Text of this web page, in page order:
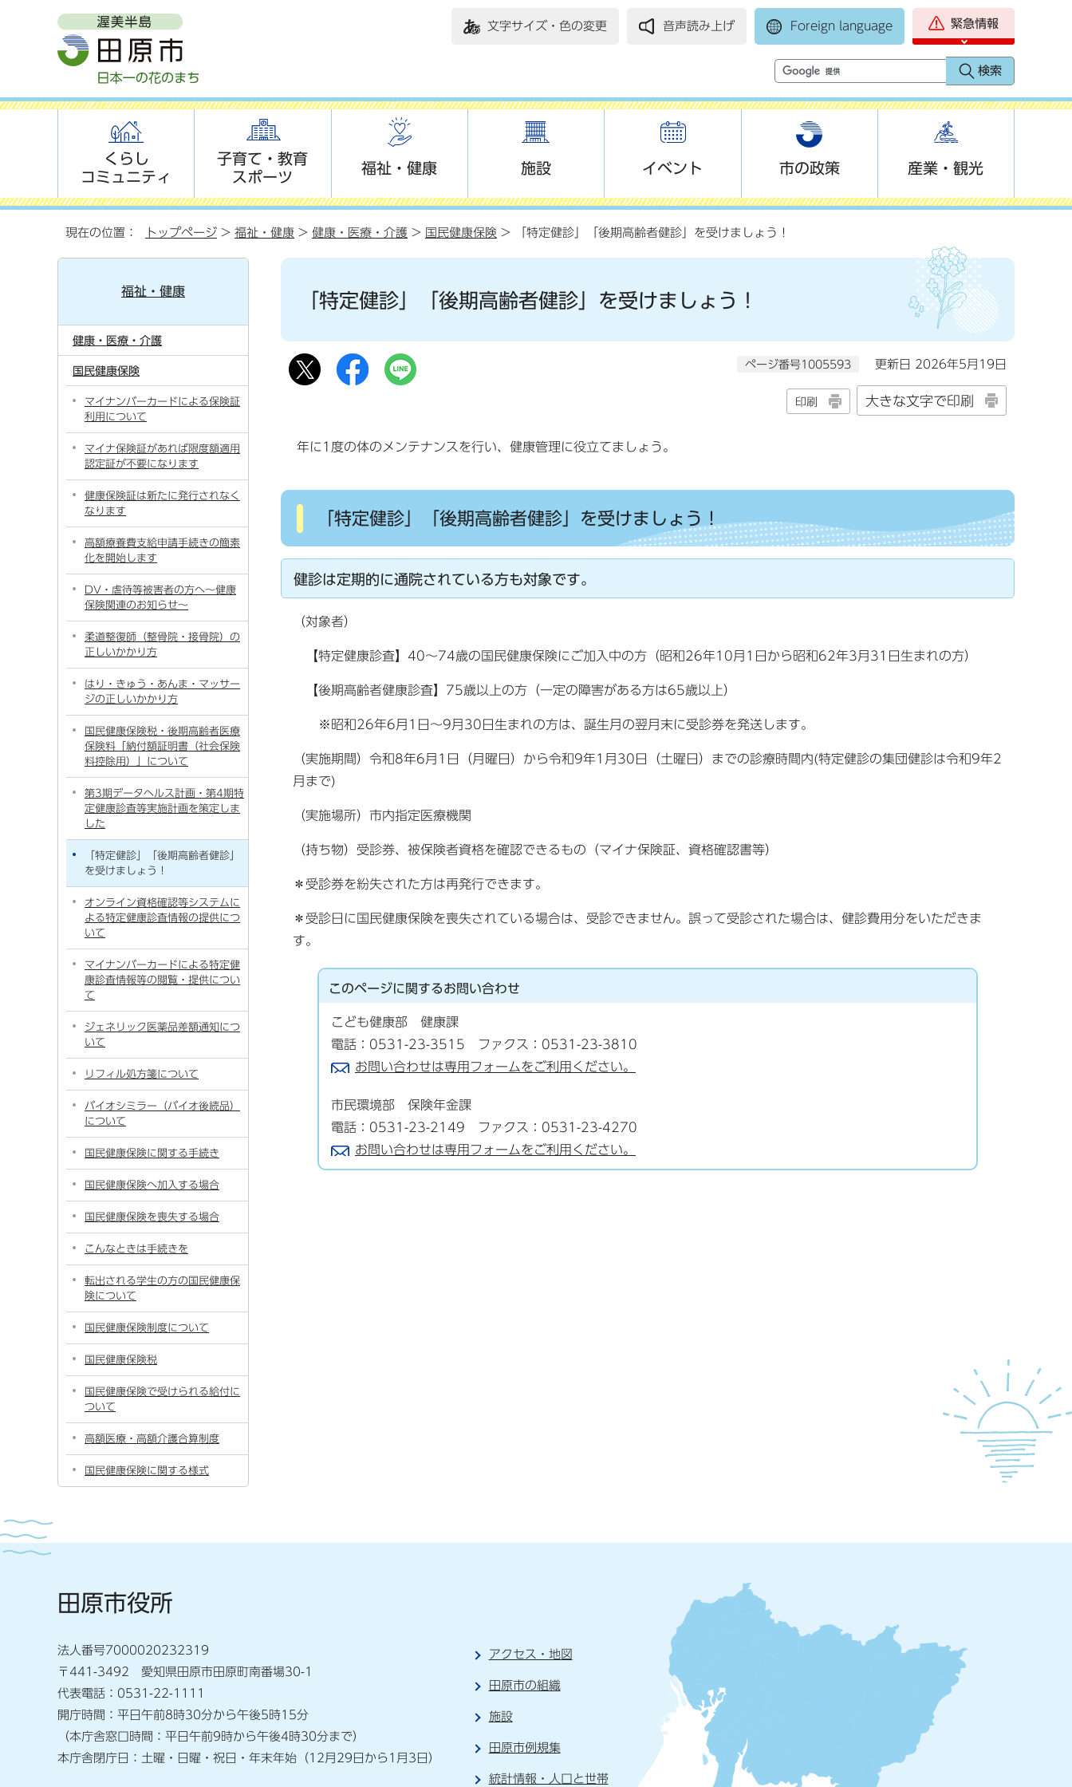
文字サイズ・色の変更 音声読み上げ Foreign language 緊急情報
くらし
コミュニティ
子育て・教育
スポーツ
福祉・健康 施設 イベント 市の政策 産業・観光
現在の位置： トップページ > 福祉・健康 > 健康・医療・介護 > 国民健康保険 > 「特定健診」「後期高齢者健診」を受けましょう！
「特定健診」「後期高齢者健診」を受けましょう！
ページ番号1005593 更新日 2026年5月19日
印刷 大きな文字で印刷
年に1度の体のメンテナンスを行い、健康管理に役立てましょう。
「特定健診」「後期高齢者健診」を受けましょう！
健診は定期的に通院されている方も対象です。
（対象者）
【特定健康診査】40～74歳の国民健康保険にご加入中の方（昭和26年10月1日から昭和62年3月31日生まれの方）
【後期高齢者健康診査】75歳以上の方（一定の障害がある方は65歳以上）
※昭和26年6月1日～9月30日生まれの方は、誕生月の翌月末に受診券を発送します。
（実施期間）令和8年6月1日（月曜日）から令和9年1月30日（土曜日）までの診療時間内(特定健診の集団健診は令和9年2
月まで)
（実施場所）市内指定医療機関
（持ち物）受診券、被保険者資格を確認できるもの（マイナ保険証、資格確認書等）
＊受診券を紛失された方は再発行できます。
＊受診日に国民健康保険を喪失されている場合は、受診できません。誤って受診された場合は、健診費用分をいただきま
す。
このページに関するお問い合わせ
こども健康部 健康課
電話：0531-23-3515 ファクス：0531-23-3810
お問い合わせは専用フォームをご利用ください。
市民環境部 保険年金課
電話：0531-23-2149 ファクス：0531-23-4270
お問い合わせは専用フォームをご利用ください。
福祉・健康
健康・医療・介護
国民健康保険
マイナンバーカードによる保険証
利用について
マイナ保険証があれば限度額適用
認定証が不要になります
健康保険証は新たに発行されなく
なります
高額療養費支給申請手続きの簡素
化を開始します
DV・虐待等被害者の方へ〜健康
保険関連のお知らせ〜
柔道整復師（整骨院・接骨院）の
正しいかかり方
はり・きゅう・あんま・マッサー
ジの正しいかかり方
国民健康保険税・後期高齢者医療
保険料「納付額証明書（社会保険
料控除用）」について
第3期データヘルス計画・第4期特
定健康診査等実施計画を策定しま
した
「特定健診」「後期高齢者健診」
を受けましょう！
オンライン資格確認等システムに
よる特定健康診査情報の提供につ
いて
マイナンバーカードによる特定健
康診査情報等の閲覧・提供につい
て
ジェネリック医薬品差額通知につ
いて
リフィル処方箋について
バイオシミラー（バイオ後続品）
について
国民健康保険に関する手続き
国民健康保険へ加入する場合
国民健康保険を喪失する場合
こんなときは手続きを
転出される学生の方の国民健康保
険について
国民健康保険制度について
国民健康保険税
国民健康保険で受けられる給付に
ついて
高額医療・高額介護合算制度
国民健康保険に関する様式
田原市役所
法人番号7000020232319
〒441-3492 愛知県田原市田原町南番場30-1
代表電話：0531-22-1111
開庁時間：平日午前8時30分から午後5時15分
（本庁舎窓口時間：平日午前9時から午後4時30分まで）
本庁舎閉庁日：土曜・日曜・祝日・年末年始（12月29日から1月3日）
アクセス・地図
田原市の組織
施設
田原市例規集
統計情報・人口と世帯